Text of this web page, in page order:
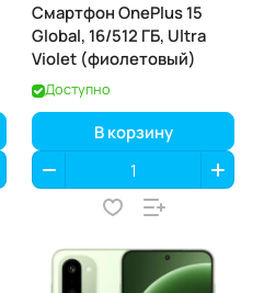
Смартфон OnePlus 15
Global, 16/512 ГБ, Ultra
Violet (фиолетовый)
Доступно
В корзину